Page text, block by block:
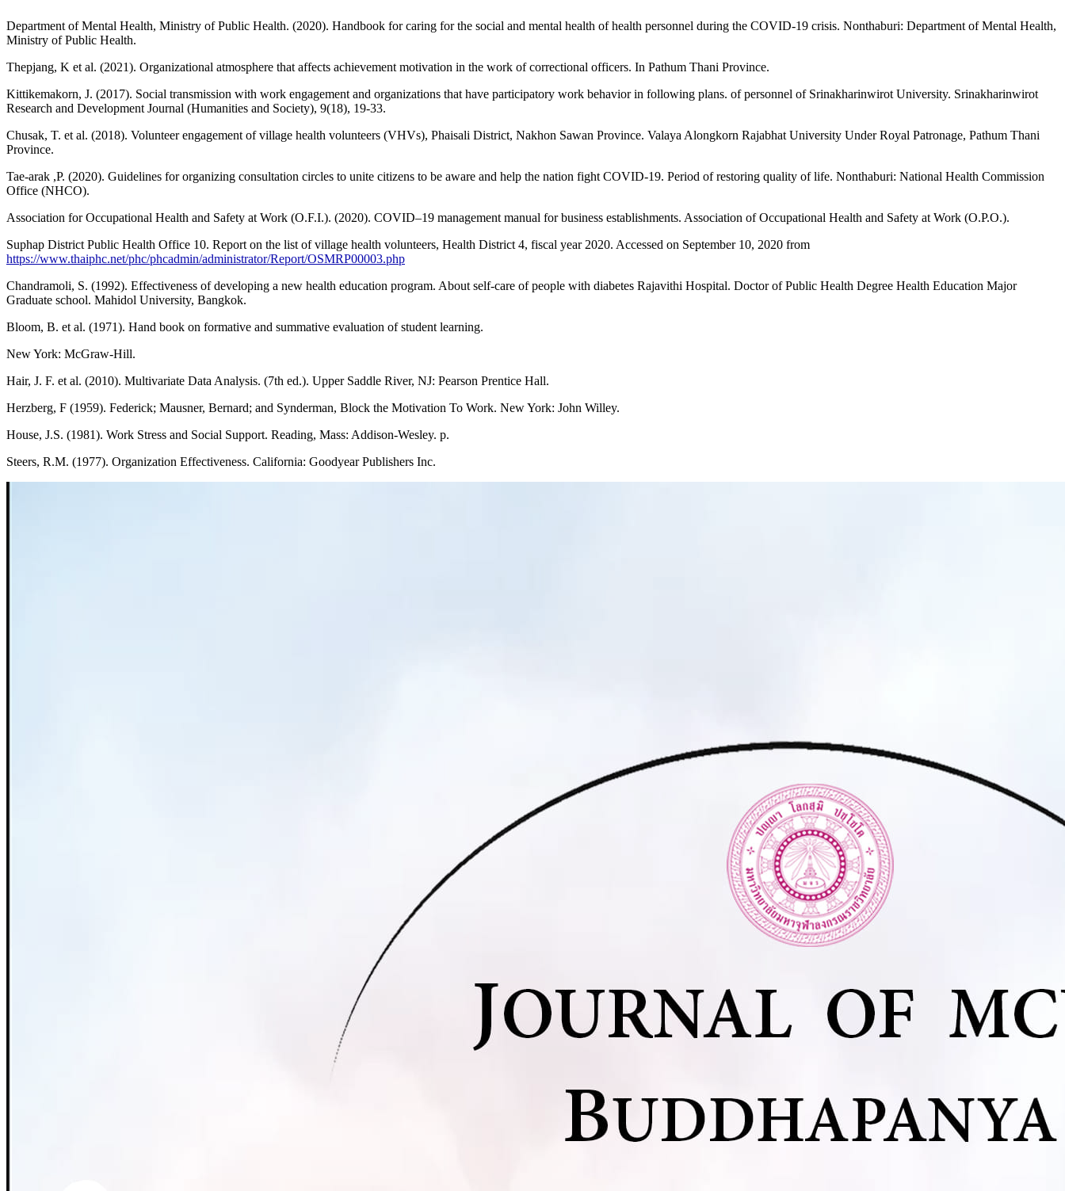
Department of Mental Health, Ministry of Public Health. (2020). Handbook for caring for the social and mental health of health personnel during the COVID-19 crisis. Nonthaburi: Department of Mental Health,
Ministry of Public Health.
Thepjang, K et al. (2021). Organizational atmosphere that affects achievement motivation in the work of correctional officers. In Pathum Thani Province.
Kittikemakorn, J. (2017). Social transmission with work engagement and organizations that have participatory work behavior in following plans. of personnel of Srinakharinwirot University. Srinakharinwirot
Research and Development Journal (Humanities and Society), 9(18), 19-33.
Chusak, T. et al. (2018). Volunteer engagement of village health volunteers (VHVs), Phaisali District, Nakhon Sawan Province. Valaya Alongkorn Rajabhat University Under Royal Patronage, Pathum Thani
Province.
Tae-arak ,P. (2020). Guidelines for organizing consultation circles to unite citizens to be aware and help the nation fight COVID-19. Period of restoring quality of life. Nonthaburi: National Health Commission
Office (NHCO).
Association for Occupational Health and Safety at Work (O.F.I.). (2020). COVID–19 management manual for business establishments. Association of Occupational Health and Safety at Work (O.P.O.).
Suphap District Public Health Office 10. Report on the list of village health volunteers, Health District 4, fiscal year 2020. Accessed on September 10, 2020 from
https://www.thaiphc.net/phc/phcadmin/administrator/Report/OSMRP00003.php
Chandramoli, S. (1992). Effectiveness of developing a new health education program. About self-care of people with diabetes Rajavithi Hospital. Doctor of Public Health Degree Health Education Major
Graduate school. Mahidol University, Bangkok.
Bloom, B. et al. (1971). Hand book on formative and summative evaluation of student learning.
New York: McGraw-Hill.
Hair, J. F. et al. (2010). Multivariate Data Analysis. (7th ed.). Upper Saddle River, NJ: Pearson Prentice Hall.
Herzberg, F (1959). Federick; Mausner, Bernard; and Synderman, Block the Motivation To Work. New York: John Willey.
House, J.S. (1981). Work Stress and Social Support. Reading, Mass: Addison-Wesley. p.
Steers, R.M. (1977). Organization Effectiveness. California: Goodyear Publishers Inc.